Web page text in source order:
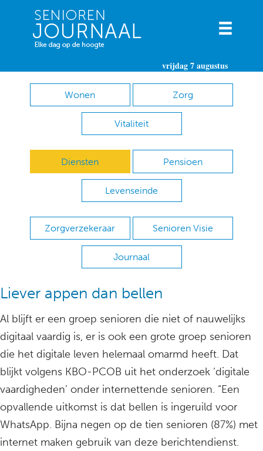
vrijdag 7 augustus
Wonen Zorg
Vitaliteit
Diensten Pensioen
Levenseinde
Zorgverzekeraar Senioren Visie
Journaal
Liever appen dan bellen
Al blijft er een groep senioren die niet of nauwelijks
digitaal vaardig is, er is ook een grote groep senioren
die het digitale leven helemaal omarmd heeft. Dat
blijkt volgens KBO-PCOB uit het onderzoek ‘digitale
vaardigheden’ onder internettende senioren. “Een
opvallende uitkomst is dat bellen is ingeruild voor
WhatsApp. Bijna negen op de tien senioren (87%) met
internet maken gebruik van deze berichtendienst.